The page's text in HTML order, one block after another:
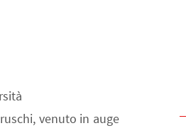
venuto in auge